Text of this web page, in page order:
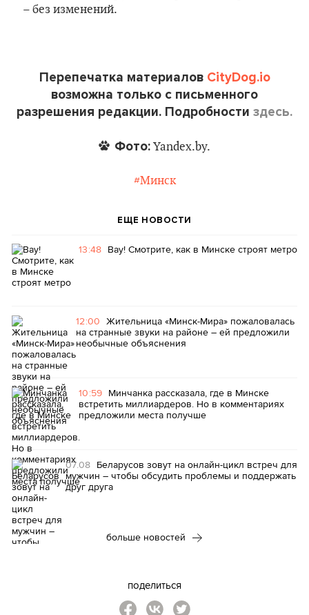
– без изменений.
Перепечатка материалов CityDog.io
возможна только с письменного
разрешения редакции. Подробности здесь.
Фото: Yandex.by.
#Минск
ЕЩЕ НОВОСТИ
13:48 Вау! Смотрите, как в Минске строят метро
12:00 Жительница «Минск-Мира» пожаловалась
на странные звуки на районе – ей предложили
необычные объяснения
10:59 Минчанка рассказала, где в Минске
встретить миллиардеров. Но в комментариях
предложили места получше
07.08 Беларусов зовут на онлайн-цикл встреч для
мужчин – чтобы обсудить проблемы и поддержать
друг друга
больше новостей
поделиться